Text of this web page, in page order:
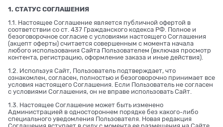
1. СТАТУС СОГЛАШЕНИЯ
1.1. Настоящее Соглашение является публичной офертой в
соответствии со ст. 437 Гражданского кодекса РФ. Полное и
безоговорочное согласие с условиями настоящего Соглашения
(акцепт оферты) считается совершенным с момента начала
любого использования Сайта Пользователем (включая просмотр
контента, регистрацию, оформление заказа и иные действия).
1.2. Используя Сайт, Пользователь подтверждает, что
ознакомлен, согласен, полностью и безоговорочно принимает все
условия настоящего Соглашения. Если Пользователь не согласен
с условиями Соглашения, он не вправе использовать Сайт.
1.3. Настоящее Соглашение может быть изменено
Администрацией в одностороннем порядке без какого-либо
специального уведомления Пользователя. Новая редакция